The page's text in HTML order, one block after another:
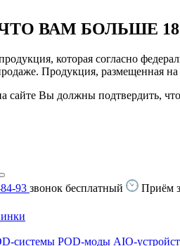
ВАМ БОЛЬШЕ
которая согласно
Продукция, размещенная
сайте Вы должны подтвердить,
93 звонок бесплатный Приём
системы POD-моды AIO-